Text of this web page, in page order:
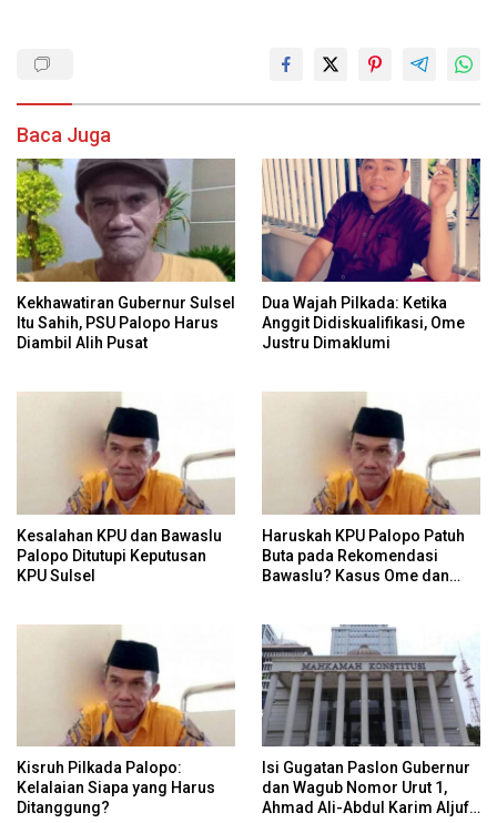
Baca Juga
Kekhawatiran Gubernur Sulsel
Itu Sahih, PSU Palopo Harus
Diambil Alih Pusat
Dua Wajah Pilkada: Ketika
Anggit Didiskualifikasi, Ome
Justru Dimaklumi
Kesalahan KPU dan Bawaslu
Palopo Ditutupi Keputusan
KPU Sulsel
Haruskah KPU Palopo Patuh
Buta pada Rekomendasi
Bawaslu? Kasus Ome dan
Kisruh Pilkada Palopo:
Kelalaian Siapa yang Harus
Ditanggung?
Isi Gugatan Paslon Gubernur
dan Wagub Nomor Urut 1,
Ahmad Ali-Abdul Karim Aljufri